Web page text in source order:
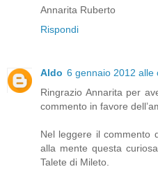
Annarita Ruberto
Rispondi
Aldo 6 gennaio 2012 alle
Ringrazio Annarita per
commento in favore
Nel leggere il commento
alla mente questa
Talete di Mileto.